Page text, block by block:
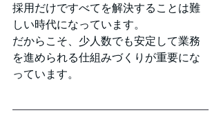
採用だけですべてを解決することは難
しい時代になっています。
だからこそ、少人数でも安定して業務
を進められる仕組みづくりが重要にな
っています。